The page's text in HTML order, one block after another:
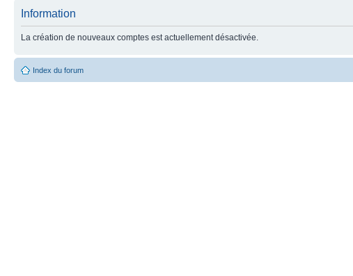
Information
La création de nouveaux comptes est actuellement désactivée.
Index du forum